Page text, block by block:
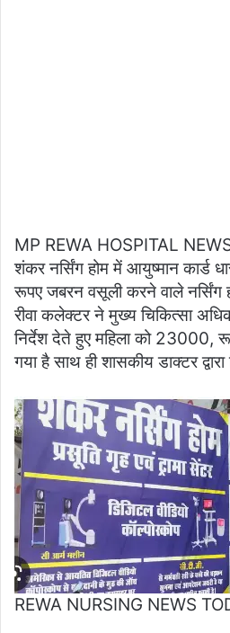
MP REWA HOSPITAL
शंकर नर्सिंग होम में आयुष्मान कार्ड
रूपए जबरन वसूली करने वाले
रीवा कलेक्टर ने मुख्य चिकित्सा
निर्देश देते हुए महिला को 23000,
गया है साथ ही शासकीय डाक्टर
REWA NURSING NEWS